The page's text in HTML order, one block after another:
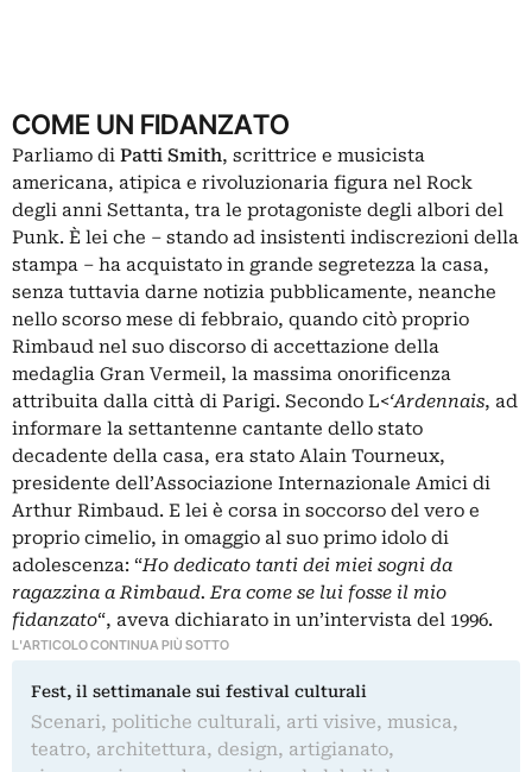
COME UN FIDANZATO
Parliamo di Patti Smith, scrittrice e musicista
americana, atipica e rivoluzionaria figura nel Rock
degli anni Settanta, tra le protagoniste degli albori del
Punk. È lei che – stando ad insistenti indiscrezioni della
stampa – ha acquistato in grande segretezza la casa,
senza tuttavia darne notizia pubblicamente, neanche
nello scorso mese di febbraio, quando citò proprio
Rimbaud nel suo discorso di accettazione della
medaglia Gran Vermeil, la massima onorificenza
attribuita dalla città di Parigi. Secondo L<‘Ardennais, ad
informare la settantenne cantante dello stato
decadente della casa, era stato Alain Tourneux,
presidente dell’Associazione Internazionale Amici di
Arthur Rimbaud. E lei è corsa in soccorso del vero e
proprio cimelio, in omaggio al suo primo idolo di
adolescenza: “Ho dedicato tanti dei miei sogni da
ragazzina a Rimbaud. Era come se lui fosse il mio
fidanzato“, aveva dichiarato in un’intervista del 1996.
L'ARTICOLO CONTINUA PIÙ SOTTO
Fest, il settimanale sui festival culturali
Scenari, politiche culturali, arti visive, musica,
teatro, architettura, design, artigianato,